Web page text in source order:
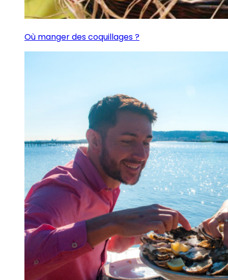
Où manger des coquillages ?